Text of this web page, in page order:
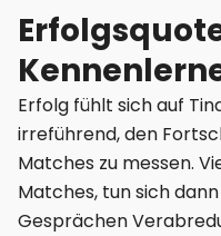
Erfolg fühlt sich auf
irreführend, den
Matches zu messen.
Matches, tun sich
Gesprächen